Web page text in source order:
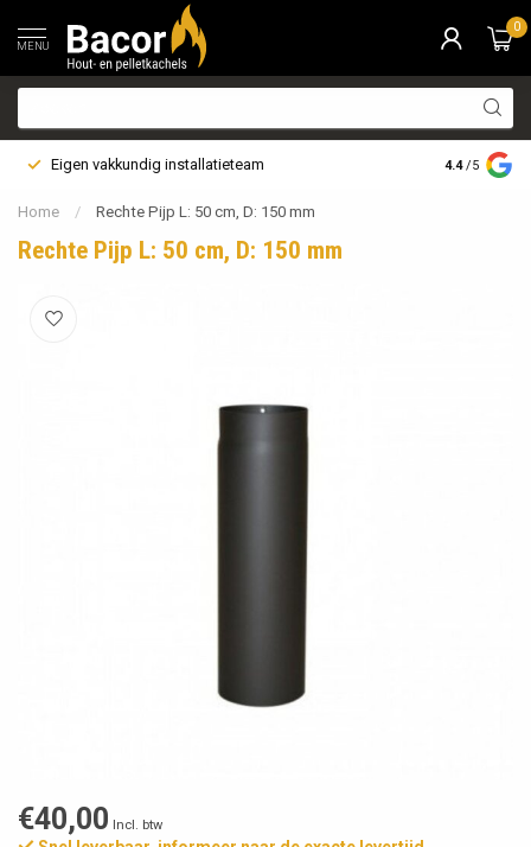
MENU
0
Eigen vakkundig installatieteam Bezorging
4.4 /5
Home / Rechte Pijp L: 50 cm, D: 150 mm
Rechte Pijp L: 50 cm, D: 150 mm
€40,00 Incl. btw